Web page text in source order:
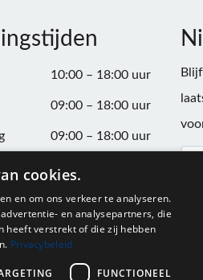
10:00 – 18:00 uur
09:00 – 18:00 uur
09:00 – 18:00 uur
09:00 – 20:00 uur
09:00 – 18:00 uur
09:00 – 17:00 uur
cookies.
en om ons verkeer te analyseren.
en analysepartners, die
heeft verstrekt of die zij hebben
Privacybeleid
FUNCTIONEEL